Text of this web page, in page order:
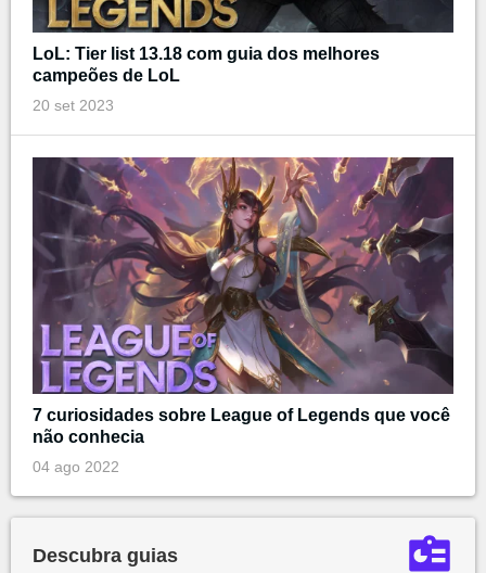
LoL: Tier list 13.18 com guia dos melhores
campeões de LoL
20 set 2023
7 curiosidades sobre League of Legends que você
não conhecia
04 ago 2022
Descubra guias